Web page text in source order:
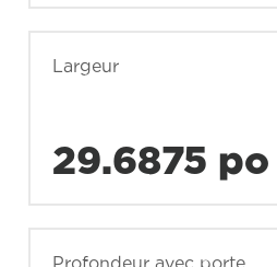
Largeur
29.6875 po
Profondeur avec porte